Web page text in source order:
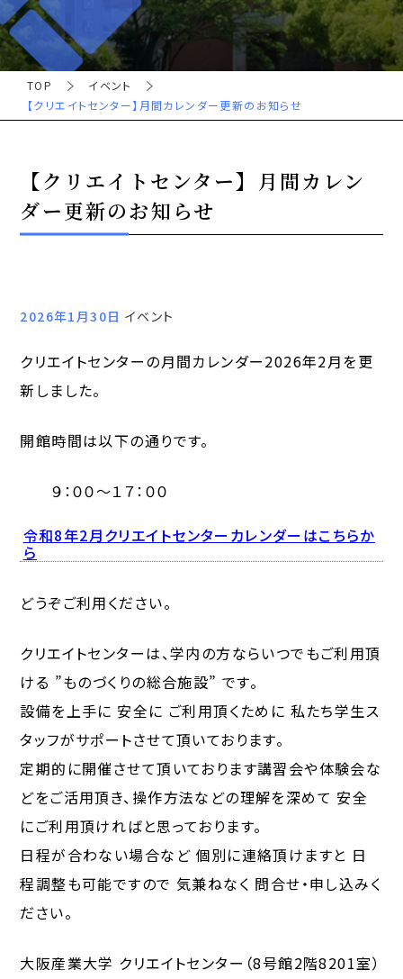
TOP
イベント
【クリエイトセンター】月間カレンダー更新のお知らせ
【クリエイトセンター】月間カレン
ダー更新のお知らせ
2026年1月30日 イベント
クリエイトセンターの月間カレンダー2026年2月を更
新しました。
開館時間は以下の通りです。
９：００～１７：００
令和8年2月クリエイトセンターカレンダーはこちらか
ら
どうぞご利用ください。
クリエイトセンターは、学内の方ならいつでもご利用頂
ける ”ものづくりの総合施設” です。
設備を上手に 安全に ご利用頂くために 私たち学生ス
タッフがサポートさせて頂いております。
定期的に開催させて頂いております講習会や体験会な
どをご活用頂き、操作方法などの理解を深めて 安全
にご利用頂ければと思っております。
日程が合わない場合など 個別に連絡頂けますと 日
程調整も可能ですので 気兼ねなく 問合せ・申し込みく
ださい。
大阪産業大学 クリエイトセンター（8号館2階8201室）